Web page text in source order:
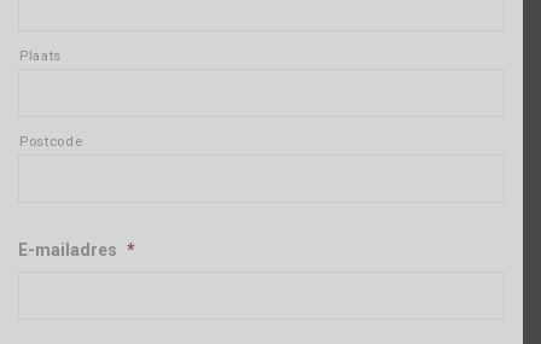
Plaats
Postcode
E-mailadres *